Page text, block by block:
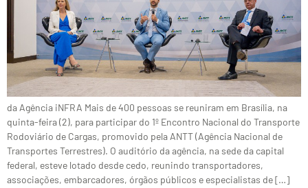
da Agência iNFRA Mais de 400 pessoas se reuniram em Brasília, na
quinta-feira (2), para participar do 1º Encontro Nacional do Transporte
Rodoviário de Cargas, promovido pela ANTT (Agência Nacional de
Transportes Terrestres). O auditório da agência, na sede da capital
federal, esteve lotado desde cedo, reunindo transportadores,
associações, embarcadores, órgãos públicos e especialistas de […]